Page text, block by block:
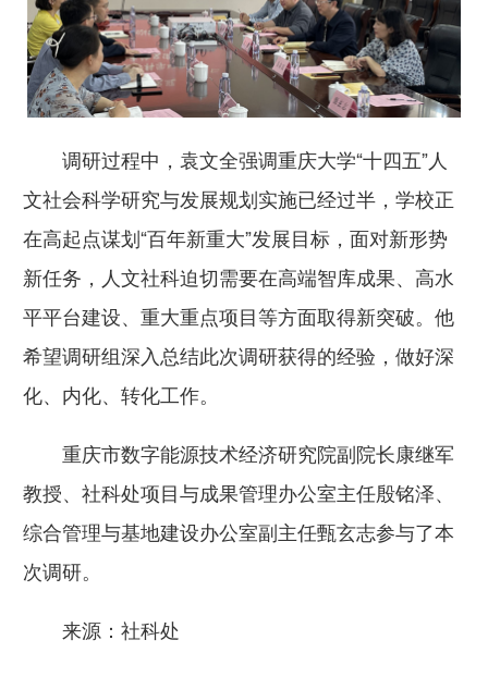
调研过程中，袁文全强调重庆大学“十四五”人
文社会科学研究与发展规划实施已经过半，学校正
在高起点谋划“百年新重大”发展目标，面对新形势
新任务，人文社科迫切需要在高端智库成果、高水
平平台建设、重大重点项目等方面取得新突破。他
希望调研组深入总结此次调研获得的经验，做好深
化、内化、转化工作。
重庆市数字能源技术经济研究院副院长康继军
教授、社科处项目与成果管理办公室主任殷铭泽、
综合管理与基地建设办公室副主任甄玄志参与了本
次调研。
来源：社科处